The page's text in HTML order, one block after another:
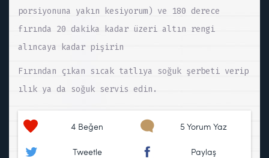
porsiyonuna yakın kesiyorum) ve 180 derece
fırında 20 dakika kadar üzeri altın rengi
alıncaya kadar pişirin
Fırından çıkan sıcak tatlıya soğuk şerbeti verip
ılık ya da soğuk servis edin.
4 Beğen 5 Yorum Yaz
Tweetle Paylaş